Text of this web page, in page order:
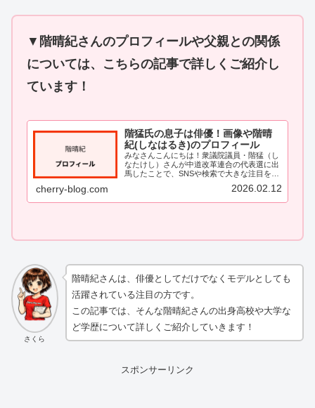
▼ 階晴紀さんのプロフィールや父親との関係
については、こちらの記事で詳しくご紹介し
ています！
階猛氏の息子は俳優！画像や階晴
紀(しなはるき)のプロフィール
みなさんこんにちは！衆議院議員・階猛（し
なたけし）さんが中道改革連合の代表選に出
馬したことで、SNSや検索で大きな注目を集
めています。そんな階猛さんを調べている
と、「息子さんが俳優なんだ！」という情報
が次々と出てきて、私もとても気になって
cherry-blog.com 2026.02.12
さくら
階晴紀さんは、俳優としてだけでなくモデルとしても
活躍されている注目の方です。
この記事では、そんな階晴紀さんの出身高校や大学な
ど学歴について詳しくご紹介していきます！
スポンサーリンク